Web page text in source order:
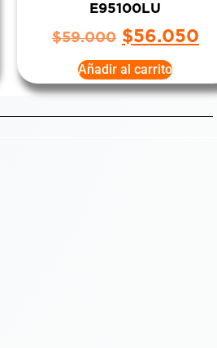
E95100LU
$59.000 $56.050
Añadir al carrito